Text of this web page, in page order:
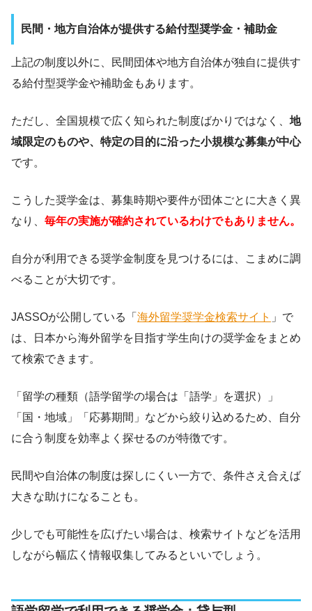
民間・地方自治体が提供する給付型奨学金・補助金
上記の制度以外に、民間団体や地方自治体が独自に提供す
る給付型奨学金や補助金もあります。
ただし、全国規模で広く知られた制度ばかりではなく、 地
域限定のものや、特定の目的に沿った小規模な募集が中心
です。
こうした奨学金は、募集時期や要件が団体ごとに大きく異
なり、 毎年の実施が確約されているわけでもありません。
自分が利用できる奨学金制度を見つけるには、こまめに調
べることが大切です。
JASSOが公開している「 海外留学奨学金検索サイト 」で
は、日本から海外留学を目指す学生向けの奨学金をまとめ
て検索できます。
「留学の種類（語学留学の場合は「語学」を選択）」
「国・地域」「応募期間」などから絞り込めるため、自分
に合う制度を効率よく探せるのが特徴です。
民間や自治体の制度は探しにくい一方で、条件さえ合えば
大きな助けになることも。
少しでも可能性を広げたい場合は、検索サイトなどを活用
しながら幅広く情報収集してみるといいでしょう。